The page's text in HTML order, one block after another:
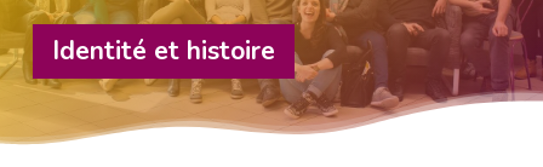
Identité et histoire